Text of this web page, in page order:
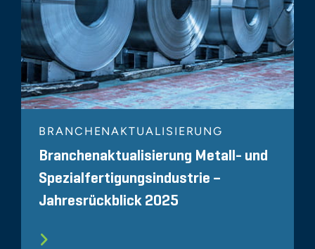
BRANCHENAKTUALISIERUNG
Branchenaktualisierung Metall- und
Spezialfertigungsindustrie –
Jahresrückblick 2025